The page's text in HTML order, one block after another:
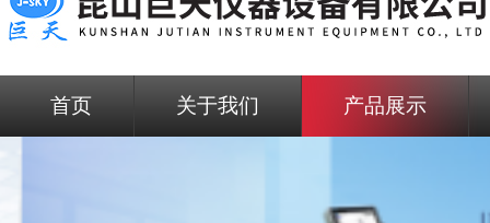
首页 关于我们 产品展示